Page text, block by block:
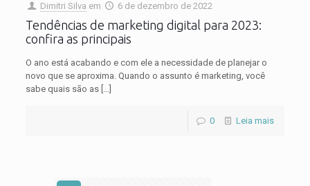
Dimitri Silva em 6 de dezembro de 2022
Tendências de marketing digital para 2023:
confira as principais
O ano está acabando e com ele a necessidade de planejar o
novo que se aproxima. Quando o assunto é marketing, você
sabe quais são as[…]
0 Leia mais